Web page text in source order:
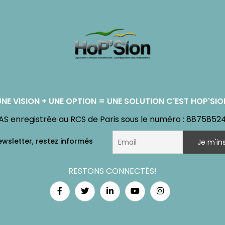
VISION + UNE OPTION = UNE SOLUTION C'EST
enregistrée au RCS de Paris sous le numéro :
RESTONS CONNECTÉS!